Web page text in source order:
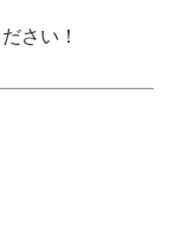
さい！